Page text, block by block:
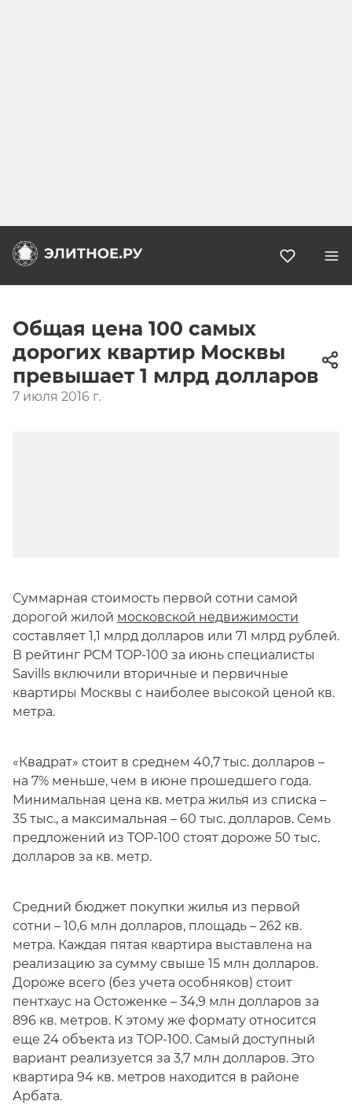
Общая цена 100 самых
дорогих квартир Москвы
превышает 1 млрд долларов
7 июля 2016 г.
Суммарная стоимость первой сотни самой
дорогой жилой московской недвижимости
составляет 1,1 млрд долларов или 71 млрд рублей.
В рейтинг PCM TOP-100 за июнь специалисты
Savills включили вторичные и первичные
квартиры Москвы с наиболее высокой ценой кв.
метра.
«Квадрат» стоит в среднем 40,7 тыс. долларов –
на 7% меньше, чем в июне прошедшего года.
Минимальная цена кв. метра жилья из списка –
35 тыс., а максимальная – 60 тыс. долларов. Семь
предложений из TOP-100 стоят дороже 50 тыс.
долларов за кв. метр.
Средний бюджет покупки жилья из первой
сотни – 10,6 млн долларов, площадь – 262 кв.
метра. Каждая пятая квартира выставлена на
реализацию за сумму свыше 15 млн долларов.
Дороже всего (без учета особняков) стоит
пентхаус на Остоженке – 34,9 млн долларов за
896 кв. метров. К этому же формату относится
еще 24 объекта из TOP-100. Самый доступный
вариант реализуется за 3,7 млн долларов. Это
квартира 94 кв. метров находится в районе
Арбата.